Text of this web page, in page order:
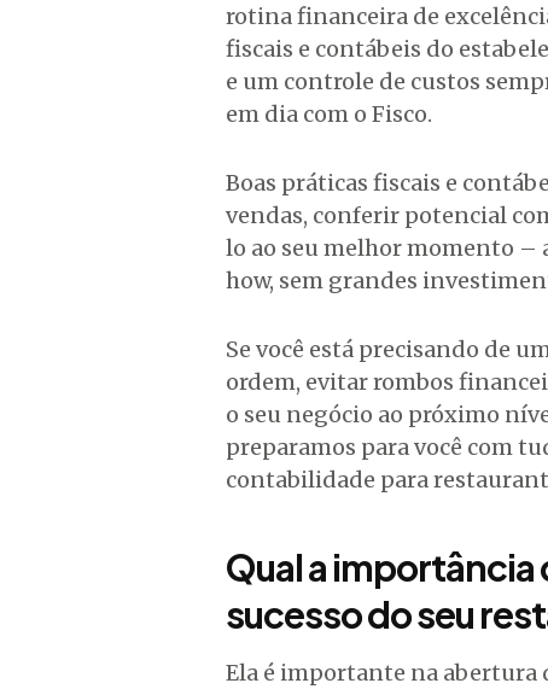
rotina financeira de
fiscais e contábeis do
e um controle de custos
em dia com o Fisco.
Boas práticas fiscais e
vendas, conferir potencial
lo ao seu melhor momento –
how, sem grandes
Se você está precisando de
ordem, evitar rombos
o seu negócio ao próximo
preparamos para você com
contabilidade para
Qual a
sucesso do seu
Ela é importante na